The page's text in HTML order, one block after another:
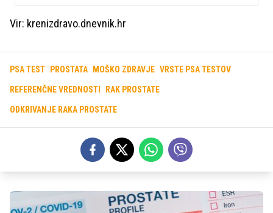
Vir: krenizdravo.dnevnik.hr
PSA TEST PROSTATA MOŠKO ZDRAVJE VRSTE PSA TESTOV
REFERENČNE VREDNOSTI RAK PROSTATE
ODKRIVANJE RAKA PROSTATE